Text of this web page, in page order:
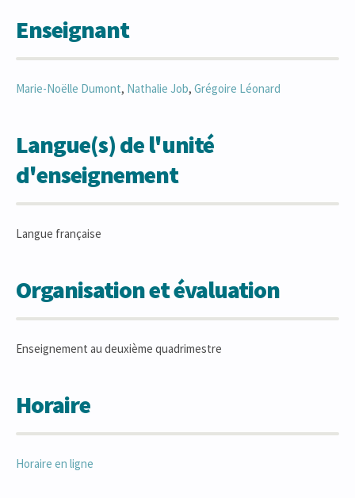
Enseignant
Marie-Noëlle Dumont, Nathalie Job, Grégoire Léonard
Langue(s) de l'unité
d'enseignement
Langue française
Organisation et évaluation
Enseignement au deuxième quadrimestre
Horaire
Horaire en ligne